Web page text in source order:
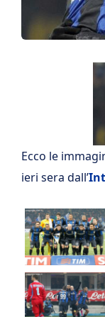
Ecco le
ieri sera dall’